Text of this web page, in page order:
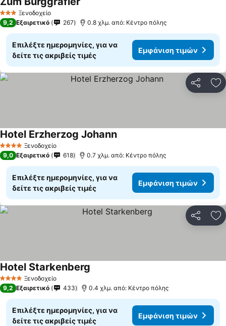
3 ΑστέριαΞενοδοχείο
9,2 Εξαιρετικό 267 0.8 χλμ. από: Κέντρο πόλης
Επιλέξτε ημερομηνίες, για να
δείτε τις ακριβείς τιμές
Εμφάνιση τιμών
4 ΑστέριαΞενοδοχείο
Hotel Erzherzog Johann
9,0 Εξαιρετικό 618 0.7 χλμ. από: Κέντρο πόλης
Επιλέξτε ημερομηνίες, για να
δείτε τις ακριβείς τιμές
Εμφάνιση τιμών
4 ΑστέριαΞενοδοχείο
Hotel Starkenberg
9,2 Εξαιρετικό 433 0.4 χλμ. από: Κέντρο πόλης
Επιλέξτε ημερομηνίες, για να
δείτε τις ακριβείς τιμές
Εμφάνιση τιμών